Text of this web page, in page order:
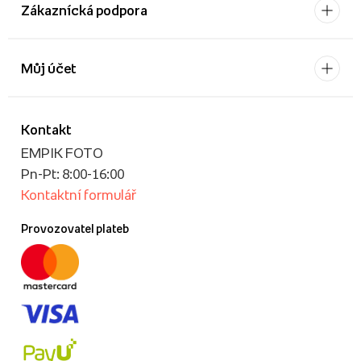
Zákaznícká podpora
Kontakt
EMPIK FOTO
Pn-Pt: 8:00-16:00
Kontaktní formulář
Provozovatel plateb
Můj účet